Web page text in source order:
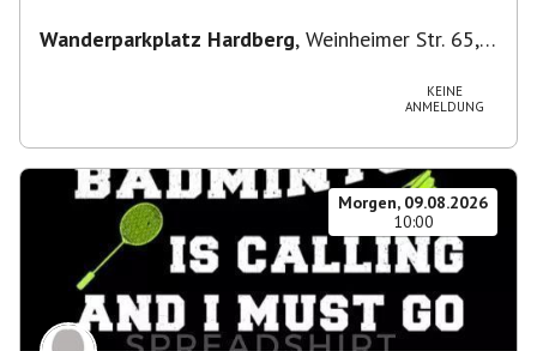
Wanderparkplatz Hardberg, Weinheimer Str. 65,
KEINE
ANMELDUNG
Morgen, 09.08.2026
10:00